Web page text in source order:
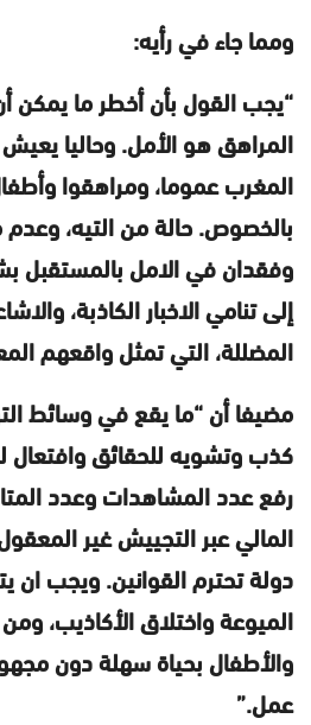
ومما جاء في رأيه:
“يجب القول بأن أخطر ما يمكن
المراهق هو الأمل. وحاليا
المغرب عموما، ومراهقوا
بالخصوص. حالة من التيه،
وفقدان في الامل بالمستقبل
إلى تنامي الاخبار الكاذبة،
المضللة، التي تمثل واقعهم
مضيفا أن “ما يقع في وسائط
كذب وتشويه للحقائق
رفع عدد المشاهدات وعدد
المالي عبر التجييش غير
دولة تحترم القوانين. ويجب ان
الميوعة واختلاق الأكاذيب،
والأطفال بحياة سهلة دون
عمل.”